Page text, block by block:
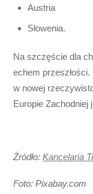
Austria
Słowenia.
Na szczęście dla
echem
w nowej
Europie Zachodniej
Źródło:Kancelaria
Foto: Pixabay.com